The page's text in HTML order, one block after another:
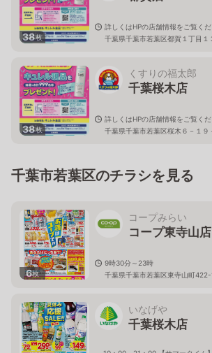
38枚
詳しくはHPの店舗情報をご覧く
千葉県千葉市若葉区都賀１丁目１
38枚
くすりの福太郎
千葉桜木店
詳しくはHPの店舗情報をご覧く
千葉県千葉市若葉区桜木６－１９
千葉市若葉区のチラシを見る
6枚
コープみらい
コープ東寺山店
9時30分～23時
千葉県千葉市若葉区東寺山町422-
いなげや
千葉桜木店